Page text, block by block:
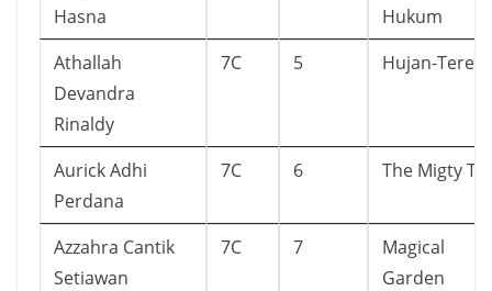
Hasna
Hukum
Athallah
Devandra
Rinaldy
7C 5 Hujan-Tere
Aurick Adhi
Perdana
7C 6 The Migty
Azzahra Cantik
Setiawan
7C 7
Magical
Garden